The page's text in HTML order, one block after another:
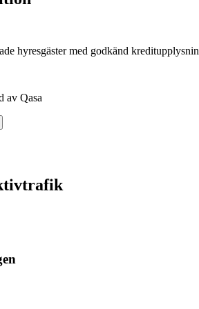
hyresgäster med godkänd
av Qasa